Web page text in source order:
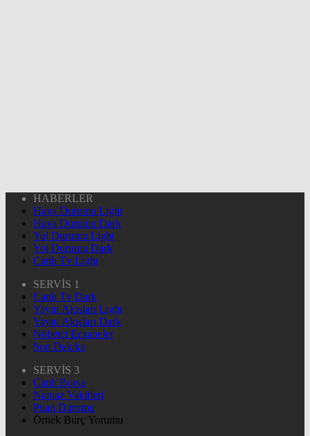
HABERLER
Hava Durumu Light
Hava Durumu Dark
Yol Durumu Light
Yol Durumu Dark
Canlı Tv Light
SERVİS 1
Canlı Tv Dark
Yayın Akışları Light
Yayın Akışları Dark
Nöbetçi Eczaneler
Son Dakika
SERVİS 3
Canlı Borsa
Namaz Vakitleri
Puan Durumu
Örnek Burç Yorumu